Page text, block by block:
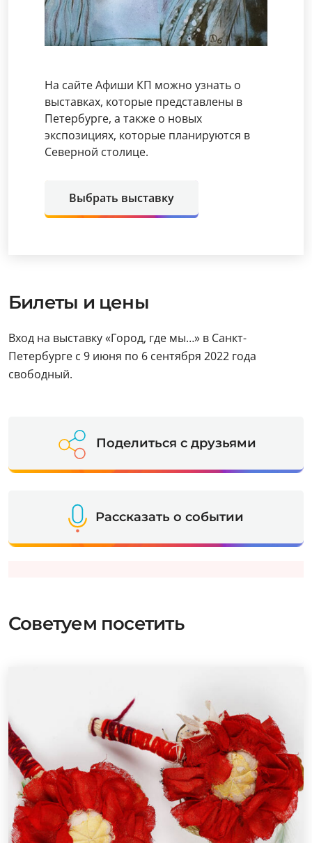
На сайте Афиши КП можно узнать о
выставках, которые представлены в
Петербурге, а также о новых
экспозициях, которые планируются в
Северной столице.
Выбрать выставку
Билеты и цены
Вход на выставку «Город, где мы…» в Санкт-
Петербурге с 9 июня по 6 сентября 2022 года
свободный.
Поделиться с друзьями
Рассказать о событии
Советуем посетить